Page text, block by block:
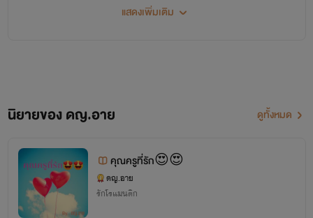
แสดงเพิ่มเติม
นิยายของ ดญ.อาย ดูทั้งหมด
คุณครูที่รัก😍😍
ดญ.อาย
รักโรแมนติก